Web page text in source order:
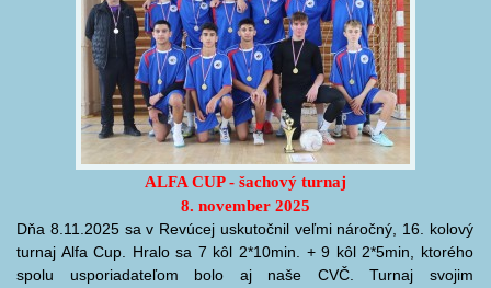
ALFA CUP - šachový turnaj
8. november 2025
Dňa 8.11.2025 sa v Revúcej uskutočnil veľmi náročný, 16. kolový
turnaj Alfa Cup. Hralo sa 7 kôl 2*10min. + 9 kôl 2*5min, ktorého
spolu usporiadateľom bolo aj naše CVČ. Turnaj svojim